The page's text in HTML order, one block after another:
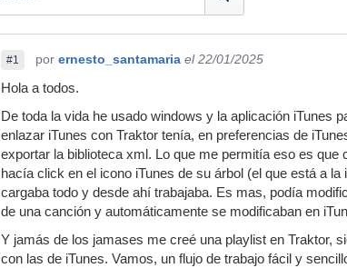
#1 por ernesto_santamaria el 22/01/2025
Hola a todos.
De toda la vida he usado windows y la aplicación iTunes
enlazar iTunes con Traktor tenía, en preferencias de
exportar la biblioteca xml. Lo que me permitía eso es que
hacía click en el icono iTunes de su árbol (el que está a
cargaba todo y desde ahí trabajaba. Es mas, podía
de una canción y automáticamente se modificaban en
Y jamás de los jamases me creé una playlist en Traktor,
con las de iTunes. Vamos, un flujo de trabajo fácil y